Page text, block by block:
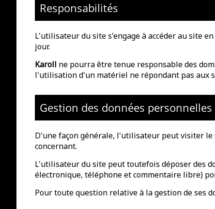
Responsabilités
L'utilisateur du site s'engage à accéder au site
jour.
Karoll ne pourra être tenue responsable des
l'utilisation d'un matériel ne répondant pas aux
Gestion des données personnelles
D'une façon générale, l'utilisateur peut visiter
concernant.
L'utilisateur du site peut toutefois déposer des
électronique, téléphone et commentaire libre)
Pour toute question relative à la gestion de ses